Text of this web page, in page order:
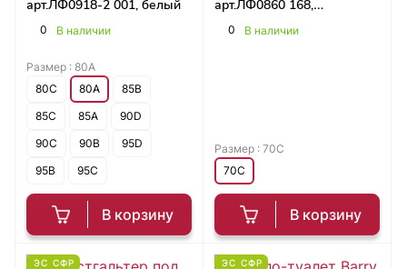
арт.ЛФ0918-2 001, белый
0 В наличии
В корзину
Размер : 80A
80C
80A
85B
85C
85A
90D
90C
90B
95D
95B
95C
арт.ЛФ0860 168,
серебристый пион
0 В наличии
В корзину
Размер : 70C
70C
ЭС СФР ЭС СФР